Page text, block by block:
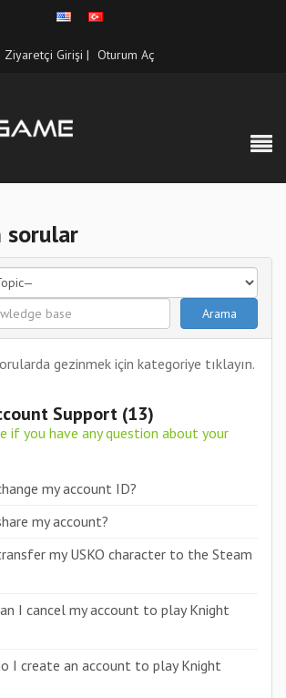
Ziyaretçi Girişi | Oturum Aç
sorular
gezinmek için kategoriye tıklayın.
Support (13)
if you have any question about your
my account ID?
my account?
my USKO character to the Steam
I cancel my account to play Knight
I create an account to play Knight